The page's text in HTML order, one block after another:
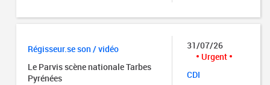
Régisseur.se son / vidéo
Le Parvis scène nationale Tarbes
Pyrénées
31/07/26
Urgent
CDI